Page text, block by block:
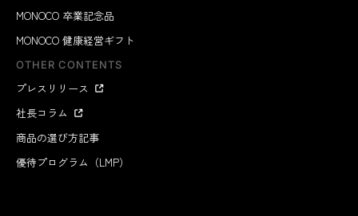
MONOCO 卒業記念品
MONOCO 健康経営ギフト
OTHER CONTENTS
プレスリリース
社長コラム
商品の選び方記事
優待プログラム（LMP）